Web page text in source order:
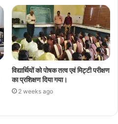
विद्यार्थियों को पोषक तत्व एवं मिट्टी परीक्षण
का प्रशिक्षण दिया गया।
2 weeks ago